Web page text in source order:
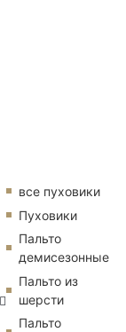
все пуховики
Пуховики
Пальто
демисезонные
Пальто из
шерсти
Пальто